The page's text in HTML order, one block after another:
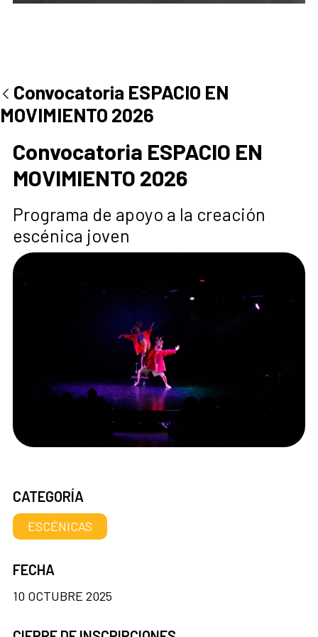
Convocatoria ESPACIO EN
MOVIMIENTO 2026
Convocatoria ESPACIO EN
MOVIMIENTO 2026
Programa de apoyo a la creación
escénica joven
CATEGORÍA
ESCÉNICAS
FECHA
10 OCTUBRE 2025